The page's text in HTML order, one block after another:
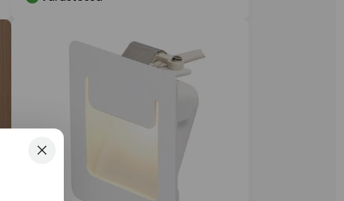
Sulje